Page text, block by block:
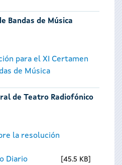
Bandas de Música
para el XI Certamen
de Música
de Teatro Radiofónico
la resolución
Diario
45.5 KB